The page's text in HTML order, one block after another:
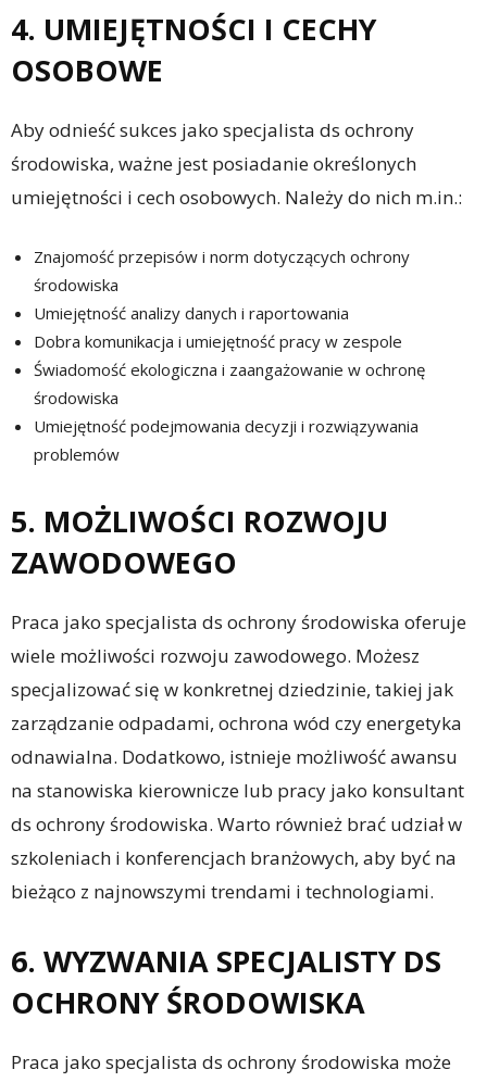
4. UMIEJĘTNOŚCI I CECHY
OSOBOWE
Aby odnieść sukces jako specjalista ds ochrony
środowiska, ważne jest posiadanie określonych
umiejętności i cech osobowych. Należy do nich m.in.:
Znajomość przepisów i norm dotyczących ochrony
środowiska
Umiejętność analizy danych i raportowania
Dobra komunikacja i umiejętność pracy w zespole
Świadomość ekologiczna i zaangażowanie w ochronę
środowiska
Umiejętność podejmowania decyzji i rozwiązywania
problemów
5. MOŻLIWOŚCI ROZWOJU
ZAWODOWEGO
Praca jako specjalista ds ochrony środowiska oferuje
wiele możliwości rozwoju zawodowego. Możesz
specjalizować się w konkretnej dziedzinie, takiej jak
zarządzanie odpadami, ochrona wód czy energetyka
odnawialna. Dodatkowo, istnieje możliwość awansu
na stanowiska kierownicze lub pracy jako konsultant
ds ochrony środowiska. Warto również brać udział w
szkoleniach i konferencjach branżowych, aby być na
bieżąco z najnowszymi trendami i technologiami.
6. WYZWANIA SPECJALISTY DS
OCHRONY ŚRODOWISKA
Praca jako specjalista ds ochrony środowiska może